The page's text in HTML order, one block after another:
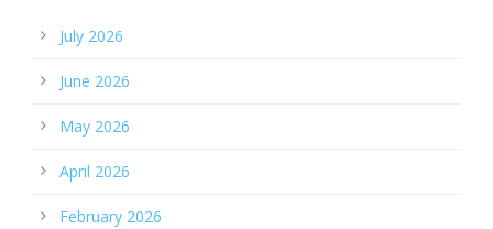
July 2026
June 2026
May 2026
April 2026
February 2026